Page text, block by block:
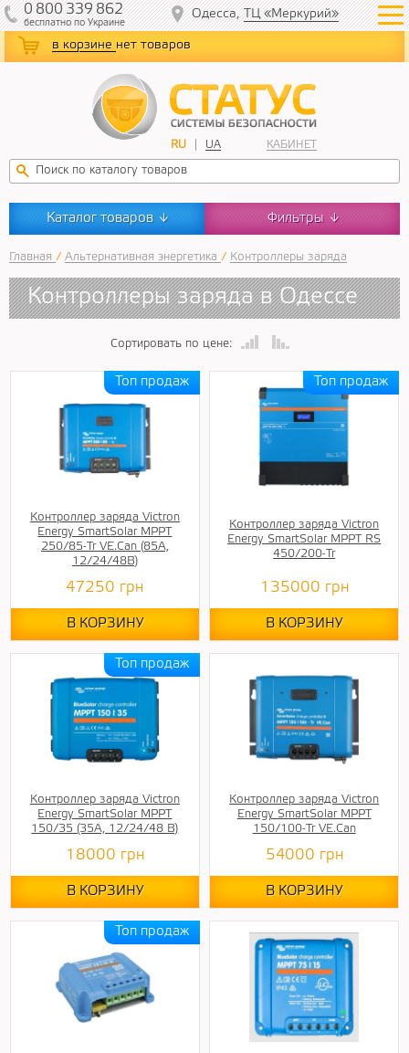
в корзине нет товаров
RU UA КАБИНЕТ
0 800 339 862
бесплатнопо Украине
Одесса, ТЦ «Меркурий»
Каталог товаров ↓ Фильтры ↓
Главная / Альтернативная энергетика / Контроллеры заряда
Контроллеры заряда в Одессе
Сортировать по цене:
Контроллер заряда Victron
Energy SmartSolar MPPT
250/85-Tr VE.Can (85А,
12/24/48В)
47250 грн
В КОРЗИНУ
Контроллер заряда Victron
Energy SmartSolar MPPT RS
450/200-Tr
135000 грн
В КОРЗИНУ
Контроллер заряда Victron
Energy SmartSolar MPPT
150/35 (35A, 12/24/48 B)
18000 грн
В КОРЗИНУ
Контроллер заряда Victron
Energy SmartSolar MPPT
150/100-Tr VE.Can
54000 грн
В КОРЗИНУ